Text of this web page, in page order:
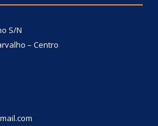
S/N
– Centro